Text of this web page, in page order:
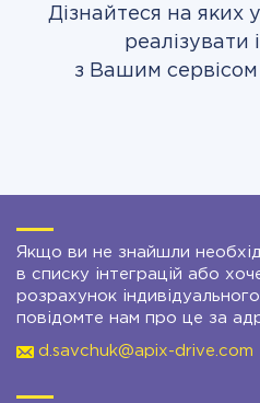
Дізнайтеся на
реалізувати
з Вашим сервісом
Якщо ви не знайшли
в списку інтеграцій або
розрахунок
повідомте нам про це за
d.savchuk@apix-drive.com